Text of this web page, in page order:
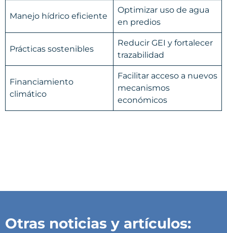
Manejo hídrico eficiente
Optimizar uso de agua
en predios
Prácticas sostenibles
Reducir GEI y fortalecer
trazabilidad
Financiamiento
climático
Facilitar acceso a nuevos
mecanismos
económicos
Otras noticias y artículos: